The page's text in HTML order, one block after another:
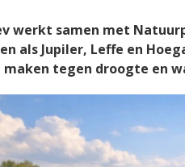
werkt samen met
als Jupiler, Leffe en
tegen droogte en